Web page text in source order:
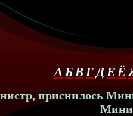
А БВГДЕ Ё
приснилось